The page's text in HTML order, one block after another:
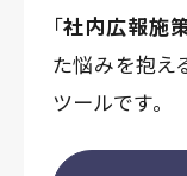
「社内広報施
た悩みを抱え
ツールです。